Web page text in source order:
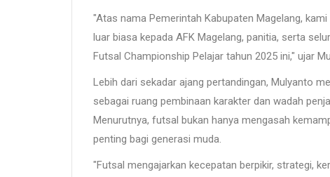
"Atas nama Pemerintah Kabupaten Magelang,
luar biasa kepada AFK Magelang, panitia, serta
Futsal Championship Pelajar tahun 2025 ini," ujar
Lebih dari sekadar ajang pertandingan, Mulyanto
sebagai ruang pembinaan karakter dan wadah
Menurutnya, futsal bukan hanya mengasah
penting bagi generasi muda.
"Futsal mengajarkan kecepatan berpikir, strategi,